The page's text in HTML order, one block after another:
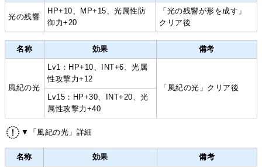
光の残響
HP+10、MP+15、光属性防
御力+20
「光の残響が形を成す」
クリア後
名称 効果 備考
風紀の光
Lv1：HP+10、INT+6、光属
性攻撃力+12
「風紀の光」クリア後
Lv15：HP+30、INT+20、光
属性攻撃力+40
▼「風紀の光」詳細
名称 効果 備考